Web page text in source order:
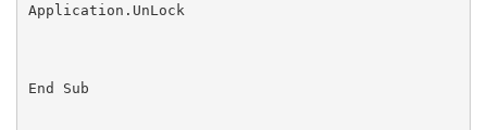
Application.UnLock
End Sub